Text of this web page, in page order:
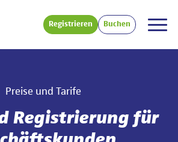
Registrieren Buchen
Preise und Tarife
Registrierung für